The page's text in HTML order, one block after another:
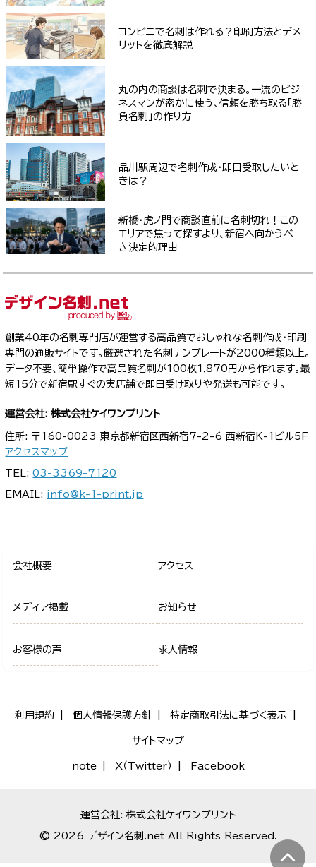
コンビニで名刺は作れる？印刷方法とデメ
リットを徹底解説
丸の内の商談は名刺で決まる。一流のビジ
ネスマンが密かに使う、信頼を勝ち取る「勝
負名刺」の作り方
品川駅周辺で名刺作成・即日受取したいと
きは？
新橋・虎ノ門で商談直前に名刺切れ！この
エリアで焦って探すより、新宿へ向かうべ
き決定的理由
創業40年の名刺専門店が運営する高品質でおしゃれな名刺作成・印刷
専門の通販サイトです。厳選された名刺テンプレートが2000種類以上。
データ不要、簡単操作で高品質名刺が100枚1,870円から作れます。最
短15分で新宿駅すぐの実店舗で即日受け取りや発送も可能です。
運営会社: 株式会社ケイワンプリント
住所: 〒160-0023 東京都新宿区西新宿7-2-6 西新宿K-1ビル5F
アクセスマップ
TEL:03-3369-7120
EMAIL: info@k-1-print.jp
会社概要 アクセス
メディア掲載 お知らせ
お客様の声 求人情報
利用規約 個人情報保護方針 特定商取引法に基づく表示
サイトマップ
note X（Twitter） Facebook
運営会社: 株式会社ケイワンプリント
© 2026 デザイン名刺.net All Rights Reserved.